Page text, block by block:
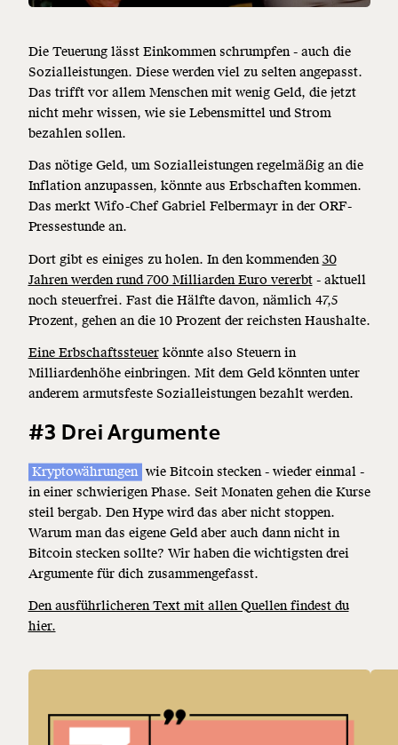
Die Teuerung lässt Einkommen schrumpfen - auch die
Sozialleistungen. Diese werden viel zu selten angepasst.
Das trifft vor allem Menschen mit wenig Geld, die jetzt
nicht mehr wissen, wie sie Lebensmittel und Strom
bezahlen sollen.
Das nötige Geld, um Sozialleistungen regelmäßig an die
Inflation anzupassen, könnte aus Erbschaften kommen.
Das merkt Wifo-Chef Gabriel Felbermayr in der ORF-
Pressestunde an.
Dort gibt es einiges zu holen. In den kommenden30
Jahren werden rund 700 Milliarden Euro vererbt- aktuell
noch steuerfrei. Fast die Hälfte davon, nämlich 47,5
Prozent, gehen an die 10 Prozent der reichsten Haushalte.
Eine Erbschaftssteuerkönnte also Steuern in
Milliardenhöhe einbringen. Mit dem Geld könnten unter
anderem armutsfeste Sozialleistungen bezahlt werden.
#3 Drei Argumente
Kryptowährungen wie Bitcoin stecken - wieder einmal -
in einer schwierigen Phase. Seit Monaten gehen die Kurse
steil bergab. Den Hype wird das aber nicht stoppen.
Warum man das eigene Geld aber auch dann nicht in
Bitcoin stecken sollte? Wir haben die wichtigsten drei
Argumente für dich zusammengefasst.
Den ausführlicheren Text mit allen Quellen findest du
hier.